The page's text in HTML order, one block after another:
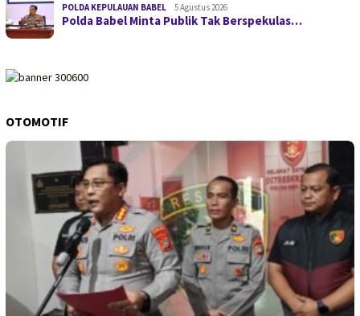
POLDA KEPULAUAN BABEL 5 Agustus 2026
Polda Babel Minta Publik Tak Berspekulas…
OTOMOTIF